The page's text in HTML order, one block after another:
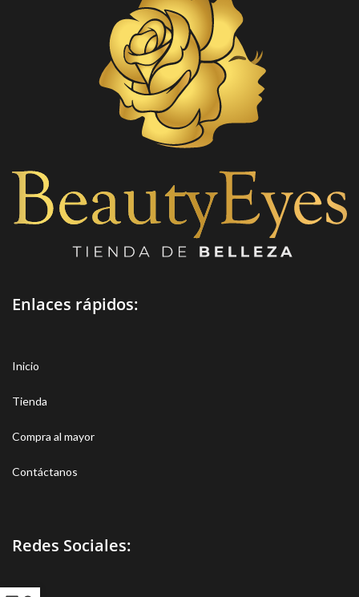
Enlaces rápidos:
Inicio
Tienda
Compra al mayor
Contáctanos
Redes Sociales: